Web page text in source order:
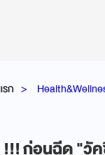
ก
!!! ก่อนฉีด "วั